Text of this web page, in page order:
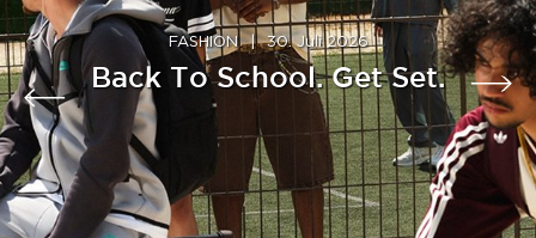
FASHION | 30. Juli 2026
Back To School. Get Set.